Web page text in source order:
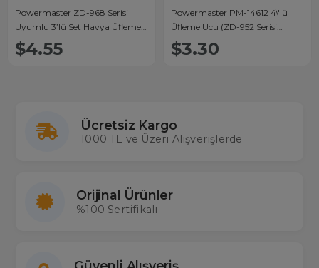
Powermaster ZD-968 Serisi
Uyumlu 3’lü Set Havya Üfleme
Ucu
$4.55
Powermaster PM-14612 4\'lü
Üfleme Ucu (ZD-952 Serisi
Uyumlu)
$3.30
Ücretsiz Kargo
1000 TL ve Üzeri Alışverişlerde
Orijinal Ürünler
%100 Sertifikalı